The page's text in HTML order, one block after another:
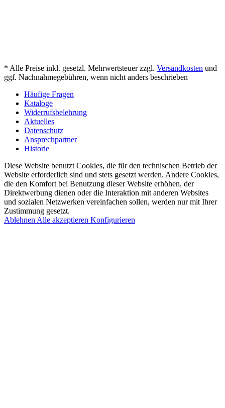
* Alle Preise inkl. gesetzl. Mehrwertsteuer zzgl. Versandkosten und
ggf. Nachnahmegebühren, wenn nicht anders beschrieben
Häufige Fragen
Kataloge
Widerrufsbelehrung
Aktuelles
Datenschutz
Ansprechpartner
Historie
Diese Website benutzt Cookies, die für den technischen Betrieb der
Website erforderlich sind und stets gesetzt werden. Andere Cookies,
die den Komfort bei Benutzung dieser Website erhöhen, der
Direktwerbung dienen oder die Interaktion mit anderen Websites
und sozialen Netzwerken vereinfachen sollen, werden nur mit Ihrer
Zustimmung gesetzt.
Ablehnen Alle akzeptieren Konfigurieren